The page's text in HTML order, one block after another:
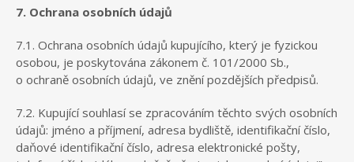
7. Ochrana osobních údajů
7.1. Ochrana osobních údajů kupujícího, který je fyzickou
osobou, je poskytována zákonem č. 101/2000 Sb.,
o ochraně osobních údajů, ve znění pozdějších předpisů.
7.2. Kupující souhlasí se zpracováním těchto svých osobních
údajů: jméno a příjmení, adresa bydliště, identifikační číslo,
daňové identifikační číslo, adresa elektronické pošty,